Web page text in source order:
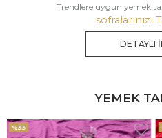
Trendlere uygun yemek
sofralarınızı
DETAYLI
YEMEK
%33